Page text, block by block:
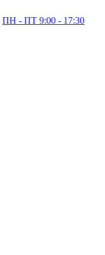
ПН - ПТ 9:00 - 17:30